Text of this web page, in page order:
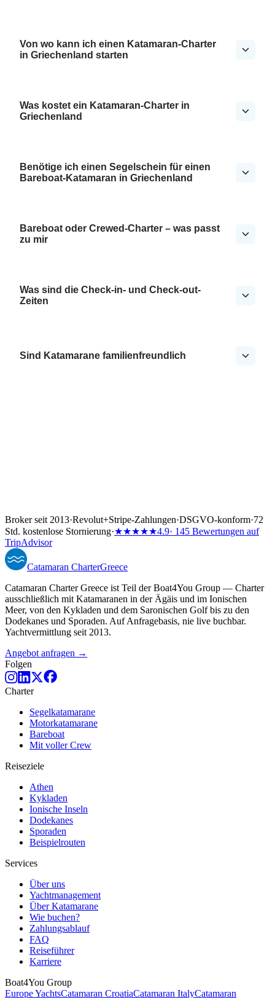
Von wo kann ich einen Katamaran-Charter
in Griechenland starten
Was kostet ein Katamaran-Charter in
Griechenland
Benötige ich einen Segelschein für einen
Bareboat-Katamaran in Griechenland
Bareboat oder Crewed-Charter – was passt
zu mir
Was sind die Check-in- und Check-out-
Zeiten
Sind Katamarane familienfreundlich
Broker seit 2013·Revolut+Stripe-Zahlungen·DSGVO-konform·72
Std. kostenlose Stornierung·★★★★★4.9· 145 Bewertungen auf
TripAdvisor
Catamaran CharterGreece
Catamaran Charter Greece ist Teil der Boat4You Group — Charter
ausschließlich mit Katamaranen in der Ägäis und im Ionischen
Meer, von den Kykladen und dem Saronischen Golf bis zu den
Dodekanes und Sporaden. Auf Anfragebasis, nie live buchbar.
Yachtvermittlung seit 2013.
Angebot anfragen →
Folgen
Charter
Segelkatamarane
Motorkatamarane
Bareboat
Mit voller Crew
Reiseziele
Athen
Kykladen
Ionische Inseln
Dodekanes
Sporaden
Beispielrouten
Services
Über uns
Yachtmanagement
Über Katamarane
Wie buchen?
Zahlungsablauf
FAQ
Reiseführer
Karriere
Boat4You Group
Europe YachtsCatamaran CroatiaCatamaran ItalyCatamaran